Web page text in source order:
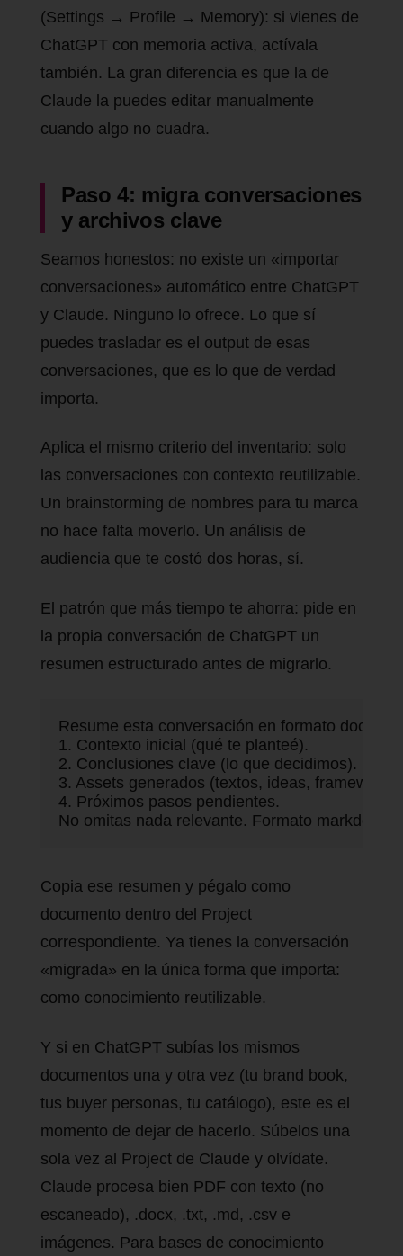
(Settings → Profile → Memory): si vienes de
ChatGPT con memoria activa, actívala
también. La gran diferencia es que la de
Claude la puedes editar manualmente
cuando algo no cuadra.
Paso 4: migra conversaciones
y archivos clave
Seamos honestos: no existe un «importar
conversaciones» automático entre ChatGPT
y Claude. Ninguno lo ofrece. Lo que sí
puedes trasladar es el output de esas
conversaciones, que es lo que de verdad
importa.
Aplica el mismo criterio del inventario: solo
las conversaciones con contexto reutilizable.
Un brainstorming de nombres para tu marca
no hace falta moverlo. Un análisis de
audiencia que te costó dos horas, sí.
El patrón que más tiempo te ahorra: pide en
la propia conversación de ChatGPT un
resumen estructurado antes de migrarlo.
Resume esta conversación en formato
1. Contexto inicial (qué te planteé).
2. Conclusiones clave (lo que decidimos).
3. Assets generados (textos, ideas,
4. Próximos pasos pendientes.
No omitas nada relevante. Formato markdown.
Copia ese resumen y pégalo como
documento dentro del Project
correspondiente. Ya tienes la conversación
«migrada» en la única forma que importa:
como conocimiento reutilizable.
Y si en ChatGPT subías los mismos
documentos una y otra vez (tu brand book,
tus buyer personas, tu catálogo), este es el
momento de dejar de hacerlo. Súbelos una
sola vez al Project de Claude y olvídate.
Claude procesa bien PDF con texto (no
escaneado), .docx, .txt, .md, .csv e
imágenes. Para bases de conocimiento